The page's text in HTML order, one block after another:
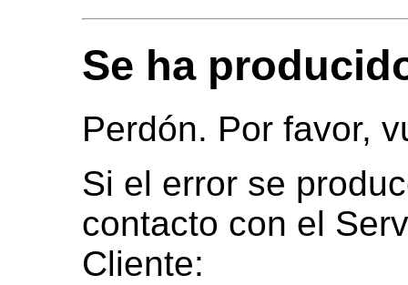
Se ha
Perdón. Por favor,
Si el error se
contacto con el
Cliente: